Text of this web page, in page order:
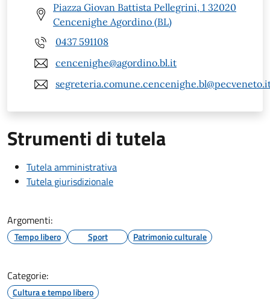
Piazza Giovan Battista Pellegrini, 1 32020
Cencenighe Agordino (BL)
0437 591108
cencenighe@agordino.bl.it
Strumenti di tutela
Tutela amministrativa
Tutela giurisdizionale
Argomenti:
Tempo libero Sport Patrimonio culturale
Categorie:
Cultura e tempo libero